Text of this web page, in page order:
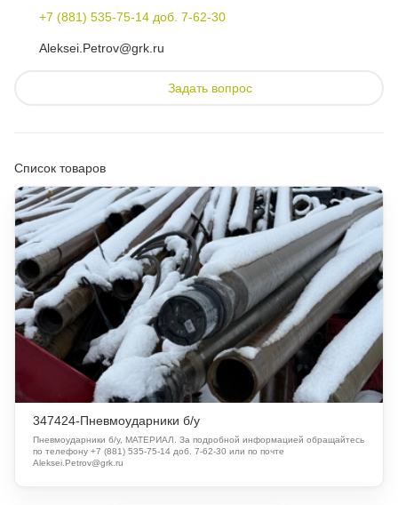
+7 (881) 535-75-14 доб. 7-62-30
Aleksei.Petrov@grk.ru
Задать вопрос
Список товаров
347424-Пневмоударники б/у
Пневмоударники б/у, МАТЕРИАЛ. За подробной информацией обращайтесь
по телефону +7 (881) 535-75-14 доб. 7-62-30 или по почте
Aleksei.Petrov@grk.ru